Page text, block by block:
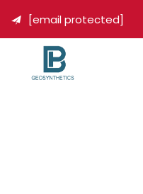
 [email protected]